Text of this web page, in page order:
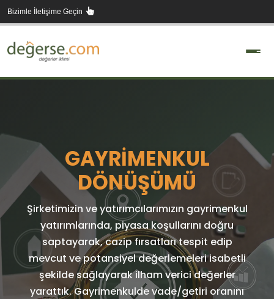
Skip
to
content
Bizimle İletişime Geçin
GAYRIMENKUL
DÖNÜŞÜMÜ
Şirketimizin ve yatırımcılarımızın gayrimenkul
yatırımlarında, piyasa koşullarını doğru
saptayarak, cazip fırsatları tespit edip
mevcut ve potansiyel değerlemeleri isabetli
şekilde sağlayarak ilham verici değerler
yarattık. Gayrimenkulde vade/getiri oranını